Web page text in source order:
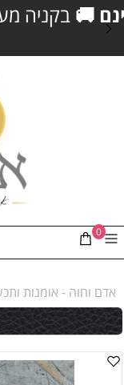
הרשם/י באתר
0
אדם וחוה - אומנות